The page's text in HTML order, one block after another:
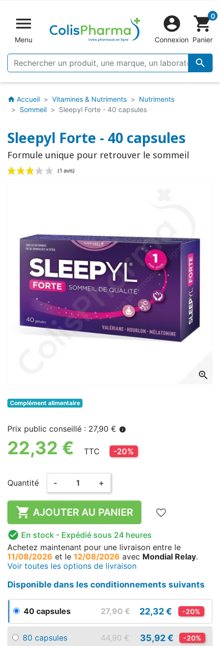

Menu


Connexion
shopping_cart0
Panier
home Accueil Vitamines & Nutriments
Nutriments
Sommeil
Sleepyl Forte - 40 capsules
Sleepyl Forte - 40 capsules
Formule unique pour retrouver le sommeil
zoom_in
Complément alimentaire
Prix public conseillé : 27,90 € info
22,32 € TTC -20%
Quantité - +
 AJOUTER AU PANIER
favorite_border
 En stock - Expédié sous 24 heures
Achetez maintenant pour une livraison entre le
11/08/2026 et le 12/08/2026 avec Mondial Relay.
Voir toutes les options de livraison
Disponible dans les conditionnements suivants
40 capsules 27,90 € 22,32 € -20%
80 capsules 44,90 € 35,92 € -20%